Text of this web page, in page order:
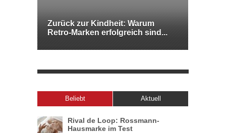
Zurück zur Kindheit: Warum
Retro-Marken erfolgreich sind...
Beliebt Aktuell
Rival de Loop: Rossmann-
Hausmarke im Test